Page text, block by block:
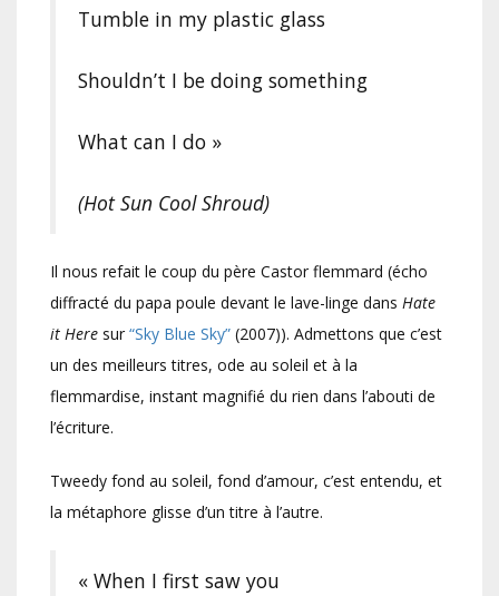
Tumble in my plastic glass
Shouldn’t I be doing something
What can I do »
(Hot Sun Cool Shroud)
Il nous refait le coup du père Castor flemmard (écho
diffracté du papa poule devant le lave-linge dans Hate
it Here sur “Sky Blue Sky” (2007)). Admettons que c’est
un des meilleurs titres, ode au soleil et à la
flemmardise, instant magnifié du rien dans l’abouti de
l’écriture.
Tweedy fond au soleil, fond d’amour, c’est entendu, et
la métaphore glisse d’un titre à l’autre.
« When I first saw you